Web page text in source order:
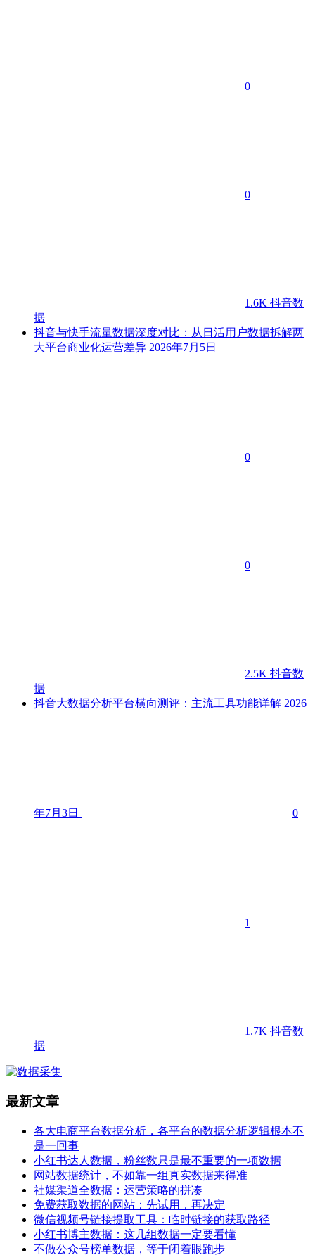
0
0
1.6K 抖音数
据
抖音与快手流量数据深度对比：从日活用户数据拆解两
大平台商业化运营差异 2026年7月5日
0
0
2.5K 抖音数
据
抖音大数据分析平台横向测评：主流工具功能详解 2026
年7月3日 0
1
1.7K 抖音数
据
最新文章
各大电商平台数据分析，各平台的数据分析逻辑根本不
是一回事
小红书达人数据，粉丝数只是最不重要的一项数据
网站数据统计，不如靠一组真实数据来得准
社媒渠道全数据：运营策略的拼凑
免费获取数据的网站：先试用，再决定
微信视频号链接提取工具：临时链接的获取路径
小红书博主数据：这几组数据一定要看懂
不做公众号榜单数据，等于闭着眼跑步